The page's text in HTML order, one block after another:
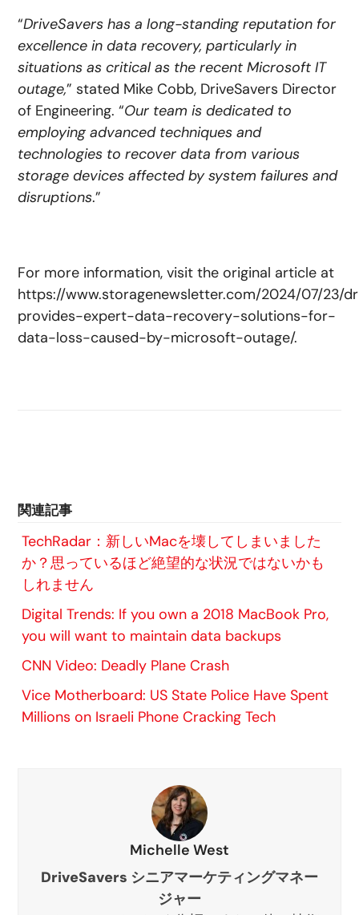
“DriveSavers has a long-standing reputation for
excellence in data recovery, particularly in
situations as critical as the recent Microsoft IT
outage,” stated Mike Cobb, DriveSavers Director
of Engineering. “Our team is dedicated to
employing advanced techniques and
technologies to recover data from various
storage devices affected by system failures and
disruptions.”
For more information, visit the original article at
https://www.storagenewsletter.com/2024/07/23/
provides-expert-data-recovery-solutions-for-
data-loss-caused-by-microsoft-outage/.
関連記事
TechRadar：新しいMacを壊してしまいました
か？思っているほど絶望的な状況ではないかも
しれません
Digital Trends: If you own a 2018 MacBook Pro,
you will want to maintain data backups
CNN Video: Deadly Plane Crash
Vice Motherboard: US State Police Have Spent
Millions on Israeli Phone Cracking Tech
Michelle West
DriveSavers シニアマーケティングマネー
ジャー